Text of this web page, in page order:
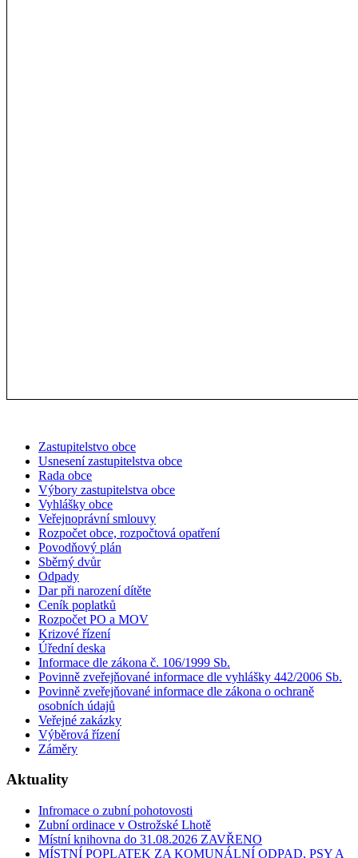
Zastupitelstvo obce
Usnesení zastupitelstva obce
Rada obce
Výbory zastupitelstva obce
Vyhlášky obce
Veřejnoprávní smlouvy
Rozpočet obce, rozpočtová opatření
Povodňový plán
Sběrný dvůr
Odpady
Dar při narození dítěte
Ceník poplatků
Rozpočet PO a MOV
Krizové řízení
Úřední deska
Informace dle zákona č. 106/1999 Sb.
Povinně zveřejňované informace dle vyhlášky 442/2006 Sb.
Povinně zveřejňované informace dle zákona o ochraně
osobních údajů
Veřejné zakázky
Výběrová řízení
Záměry
Aktuality
Infromace o zubní pohotovosti
Zubní ordinace v Ostrožské Lhotě
Místní knihovna do 31.08.2026 ZAVŘENO
MÍSTNÍ POPLATEK ZA KOMUNÁLNÍ ODPAD, PSY A